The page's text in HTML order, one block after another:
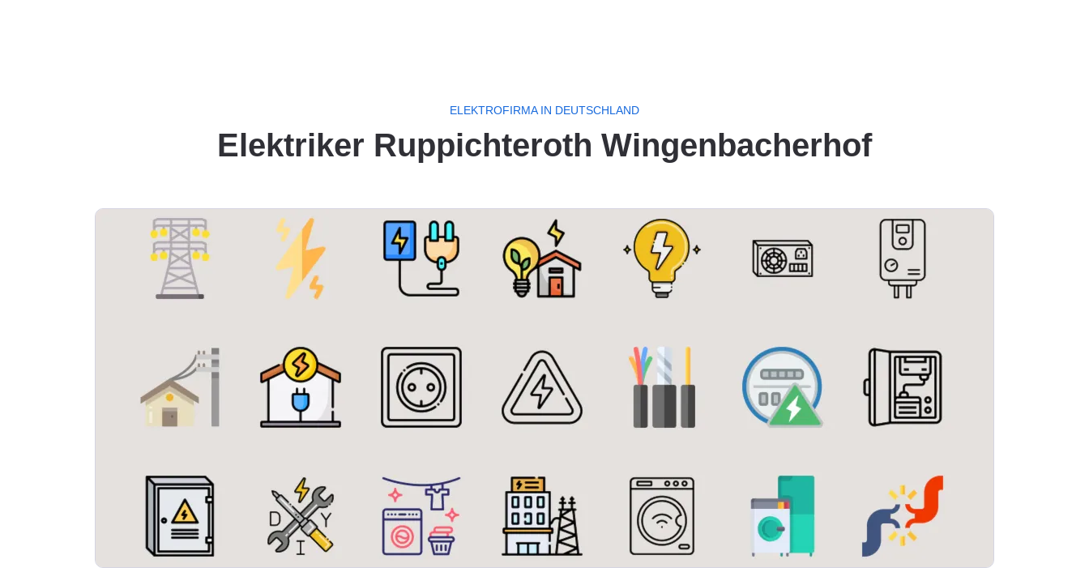
ELEKTROFIRMA IN DEUTSCHLAND
Elektriker Ruppichteroth Wingenbacherhof